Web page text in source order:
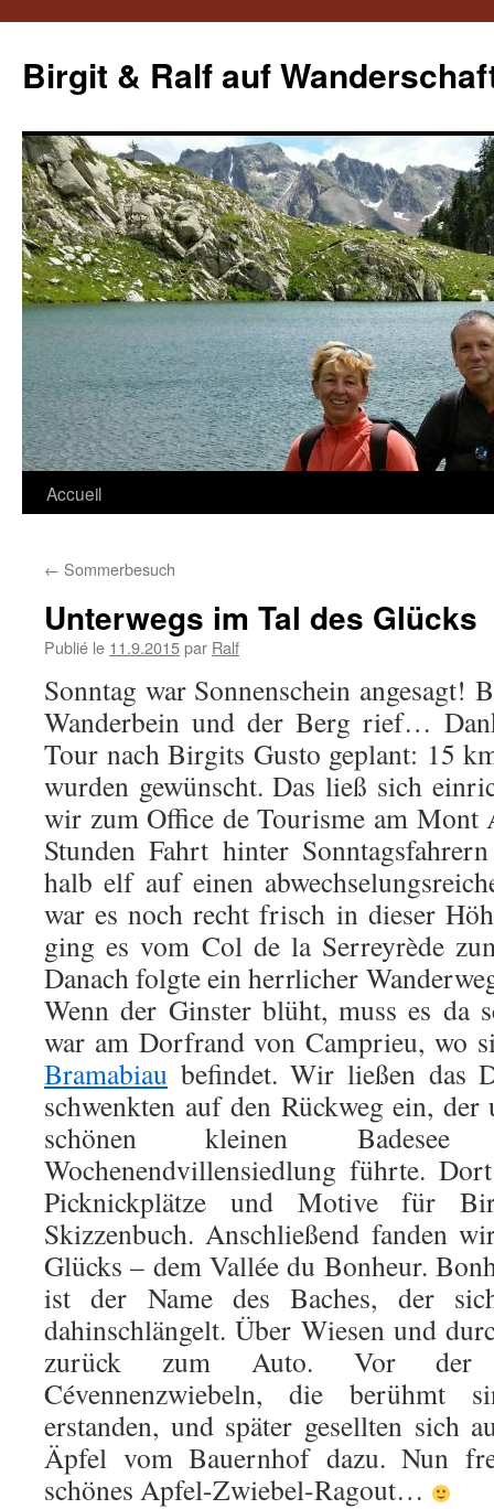
contenu
Birgit & Ralf auf
Accueil
← Sommerbesuch
Unterwegs im Tal des Glücks
Publié le 11.9.2015par Ralf
Sonntag war Sonnenschein
Wanderbein und der Berg rief…
Tour nach Birgits Gusto geplant: 15
wurden gewünscht. Das ließ sich
wir zum Office de Tourisme am Mont
Stunden Fahrt hinter
halb elf auf einen
war es noch recht frisch in dieser
ging es vom Col de la Serreyrède
Danach folgte ein herrlicher
Wenn der Ginster blüht, muss es da
war am Dorfrand von Camprieu, wo
Bramabiau befindet. Wir ließen das
schwenkten auf den Rückweg ein, der
schönen kleinen
Wochenendvillensiedlung führte.
Picknickplätze und Motive für
Skizzenbuch. Anschließend fanden
Glücks – dem Vallée du Bonheur.
ist der Name des Baches, der
dahinschlängelt. Über Wiesen und
zurück zum Auto. Vor der
Cévennenzwiebeln, die
erstanden, und später gesellten sich
Äpfel vom Bauernhof dazu. Nun
schönes Apfel-Zwiebel-Ragout…